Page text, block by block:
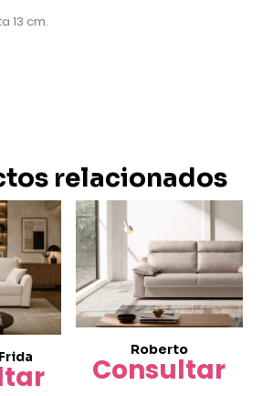
13 cm.
relacionados
Roberto
Consultar